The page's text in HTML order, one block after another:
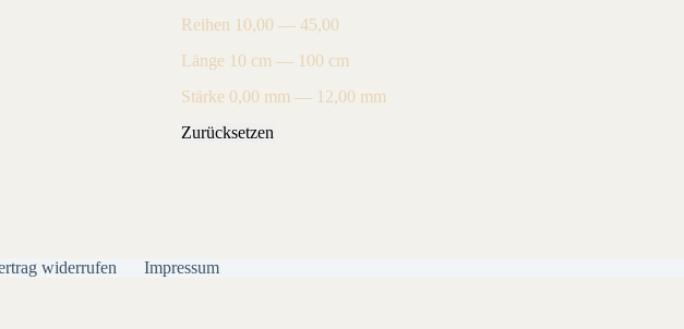
Reihen 10,00 — 45,00
Länge 10 cm — 100 cm
Stärke 0,00 mm — 12,00 mm
Zurücksetzen
widerrufen Impressum